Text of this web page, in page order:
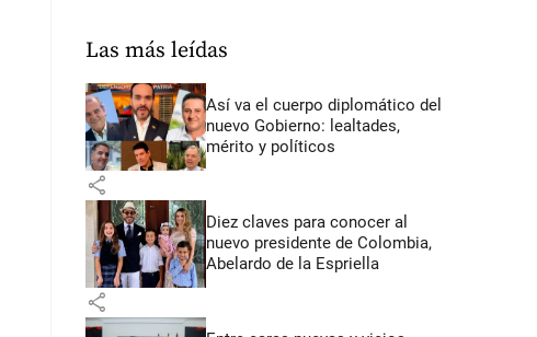
Las más leídas
Así va el cuerpo diplomático del
nuevo Gobierno: lealtades,
mérito y políticos
share
Diez claves para conocer al
nuevo presidente de Colombia,
Abelardo de la Espriella
share